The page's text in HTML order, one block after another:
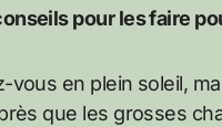
pour les faire
vous en plein soleil,
que les grosses